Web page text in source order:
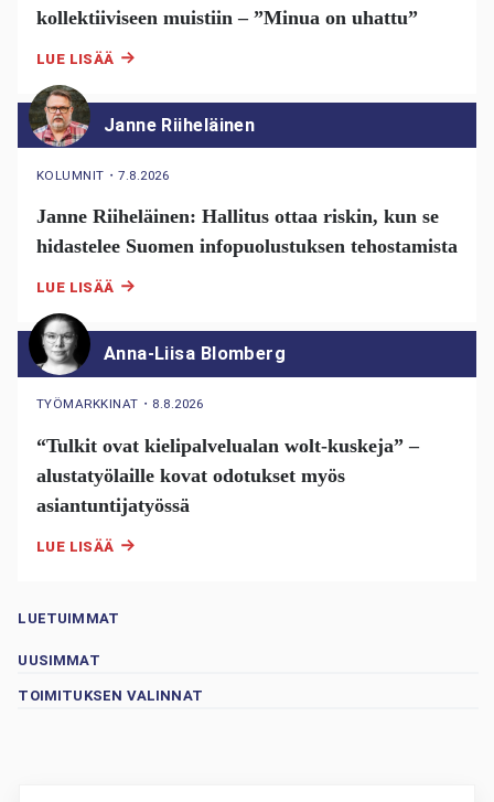
kollektiiviseen muistiin – ”Minua on uhattu”
LUE LISÄÄ
Janne Riiheläinen
KOLUMNIT ・7.8.2026
Janne Riiheläinen: Hallitus ottaa riskin, kun se
hidastelee Suomen infopuolustuksen tehostamista
LUE LISÄÄ
Anna-Liisa Blomberg
TYÖMARKKINAT ・ 8.8.2026
“Tulkit ovat kielipalvelualan wolt-kuskeja” –
alustatyölaille kovat odotukset myös
asiantuntijatyössä
LUE LISÄÄ
LUETUIMMAT
UUSIMMAT
TOIMITUKSEN VALINNAT